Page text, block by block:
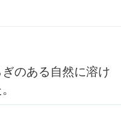
のある自然に溶け